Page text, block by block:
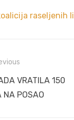
raseljenih
VRATILA 150
NA POSAO